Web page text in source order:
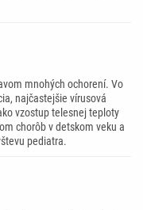
mnohých ochorení. Vo
najčastejšie vírusová
vzostup telesnej teploty
chorôb v detskom veku a
pediatra.